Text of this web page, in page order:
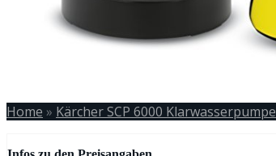
Home » Kärcher SCP 6000 Klarwasserpumpe